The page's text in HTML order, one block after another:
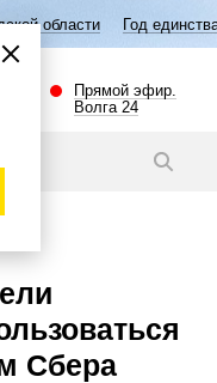
Год единства народов
Прямой эфир.
Волга 24
Сбера